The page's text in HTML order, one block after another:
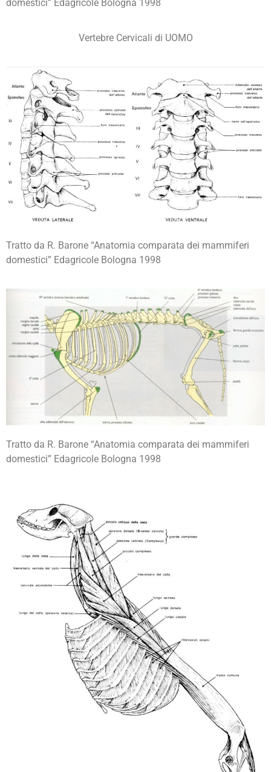
domestici” Edagricole Bologna 1998
Vertebre Cervicali di UOMO
Tratto da R. Barone “Anatomia comparata dei mammiferi
domestici” Edagricole Bologna 1998
Tratto da R. Barone “Anatomia comparata dei mammiferi
domestici” Edagricole Bologna 1998